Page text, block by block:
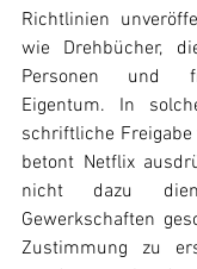
Richtlinien
wie Drehbücher,
Personen und
Eigentum. In
schriftliche Freigabe
betont Netflix
nicht dazu
Gewerkschaften
Zustimmung zu